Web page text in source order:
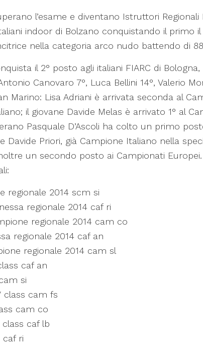
l’esame e diventano Istruttori
indoor di Bolzano conquistando il primo
nella categoria arco nudo battendo di
il 2° posto agli italiani FIARC di
Canovaro 7°, Luca Bellini 14°, Valerio
Marino: Lisa Adriani è arrivata seconda al
il giovane Davide Melas è arrivato 1° al
Pasquale D’Ascoli ha colto un primo
Davide Priori, già Campione Italiano nella
un secondo posto ai Campionati
regionale 2014 scm si
regionale 2014 caf ri
regionale 2014 cam co
regionale 2014 caf an
regionale 2014 cam sl
caf an
si
class cam fs
cam co
class caf lb
caf ri